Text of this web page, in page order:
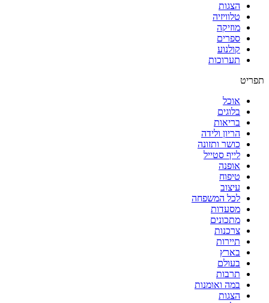
הצגות
טלוויזיה
מוזיקה
ספרים
קולנוע
תערוכות
תפריט
אוכל
בלוגים
בריאות
הריון ולידה
כושר ותזונה
לייף סטייל
אופנה
טיפוח
עיצוב
לכל המשפחה
מסעדות
מתכונים
צרכנות
תיירות
בארץ
בעולם
תרבות
במה ואומנות
הצגות